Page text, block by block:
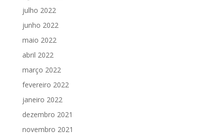
julho 2022
junho 2022
maio 2022
abril 2022
março 2022
fevereiro 2022
janeiro 2022
dezembro 2021
novembro 2021